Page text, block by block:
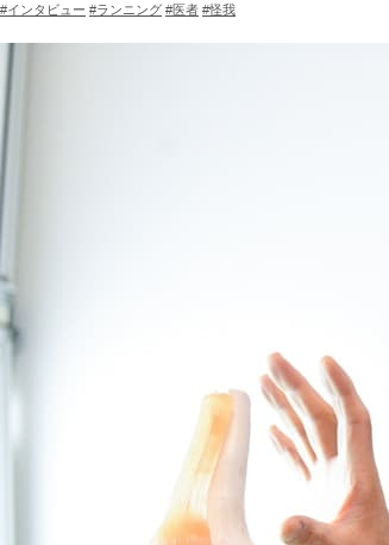
#インタビュー #ランニング #医者 #怪我